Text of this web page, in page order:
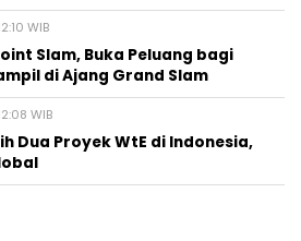
WIB
Slam, Buka Peluang bagi
di Ajang Grand Slam
WIB
Dua Proyek WtE di Indonesia,